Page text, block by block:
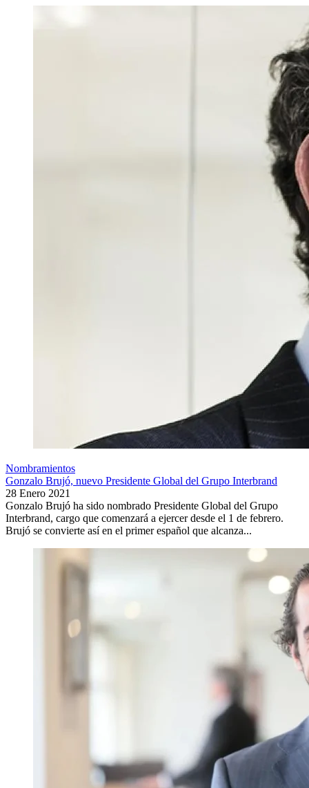
Nombramientos
Gonzalo Brujó, nuevo Presidente Global del Grupo Interbrand
28 Enero 2021
Gonzalo Brujó ha sido nombrado Presidente Global del Grupo
Interbrand, cargo que comenzará a ejercer desde el 1 de febrero.
Brujó se convierte así en el primer español que alcanza...